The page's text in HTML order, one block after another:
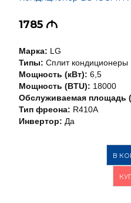
1785 M
Марка: LG
Типы: Сплит кондиционеры
Мощность (кВт): 6,5
Мощность (BTU): 18000
Обслуживаемая площадь
Тип фреона: R410A
Инвертор: Да
В